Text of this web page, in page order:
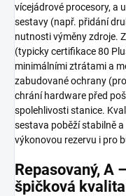
vícejádrové procesory, a
sestavy (např. přidání
nutnosti výměny zdroje.
(typicky certifikace 80
minimálními ztrátami a
zabudované ochrany
chrání hardware před
spolehlivosti stanice.
sestava poběží stabilně
výkonovou rezervu i pro
Repasovaný, A
špičková kvalita